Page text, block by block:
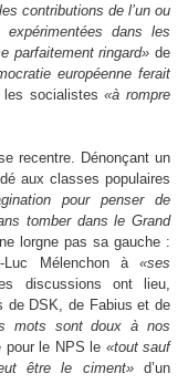
contributions de l’un ou
dans les
parfaitement ringard» de
européenne ferait
les socialistes«à rompre
recentre. Dénonçant un
aux classes populaires
pour penser de
tomber dans le Grand
lorgne pas sa gauche :
Luc Mélenchon à «ses
discussions ont lieu,
de DSK, de Fabius et de
mots sont doux à nos
pour le NPS le «tout sauf
être le ciment»d’un